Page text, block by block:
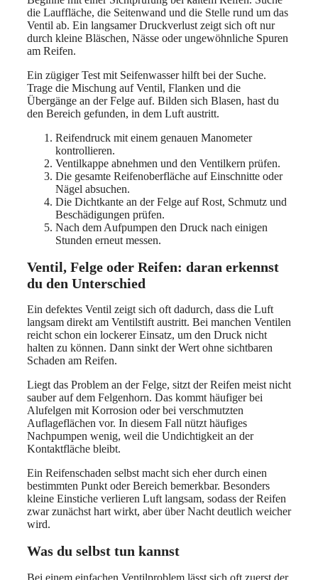
die Lauffläche, die Seitenwand und die Stelle rund um das
Ventil ab. Ein langsamer Druckverlust zeigt sich oft nur
durch kleine Bläschen, Nässe oder ungewöhnliche Spuren
am Reifen.
Ein zügiger Test mit Seifenwasser hilft bei der Suche.
Trage die Mischung auf Ventil, Flanken und die
Übergänge an der Felge auf. Bilden sich Blasen, hast du
den Bereich gefunden, in dem Luft austritt.
Reifendruck mit einem genauen Manometer
kontrollieren.
Ventilkappe abnehmen und den Ventilkern prüfen.
Die gesamte Reifenoberfläche auf Einschnitte oder
Nägel absuchen.
Die Dichtkante an der Felge auf Rost, Schmutz und
Beschädigungen prüfen.
Nach dem Aufpumpen den Druck nach einigen
Stunden erneut messen.
Ventil, Felge oder Reifen: daran erkennst
du den Unterschied
Ein defektes Ventil zeigt sich oft dadurch, dass die Luft
langsam direkt am Ventilstift austritt. Bei manchen Ventilen
reicht schon ein lockerer Einsatz, um den Druck nicht
halten zu können. Dann sinkt der Wert ohne sichtbaren
Schaden am Reifen.
Liegt das Problem an der Felge, sitzt der Reifen meist nicht
sauber auf dem Felgenhorn. Das kommt häufiger bei
Alufelgen mit Korrosion oder bei verschmutzten
Auflageflächen vor. In diesem Fall nützt häufiges
Nachpumpen wenig, weil die Undichtigkeit an der
Kontaktfläche bleibt.
Ein Reifenschaden selbst macht sich eher durch einen
bestimmten Punkt oder Bereich bemerkbar. Besonders
kleine Einstiche verlieren Luft langsam, sodass der Reifen
zwar zunächst hart wirkt, aber über Nacht deutlich weicher
wird.
Was du selbst tun kannst
Bei einem einfachen Ventilproblem lässt sich oft zuerst der